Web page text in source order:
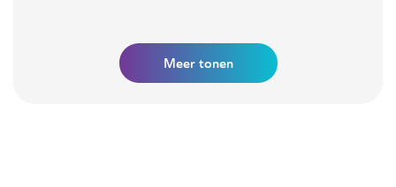
Meer tonen